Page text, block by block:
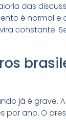
das
é normal
constante.
já é grave.
por ano. O